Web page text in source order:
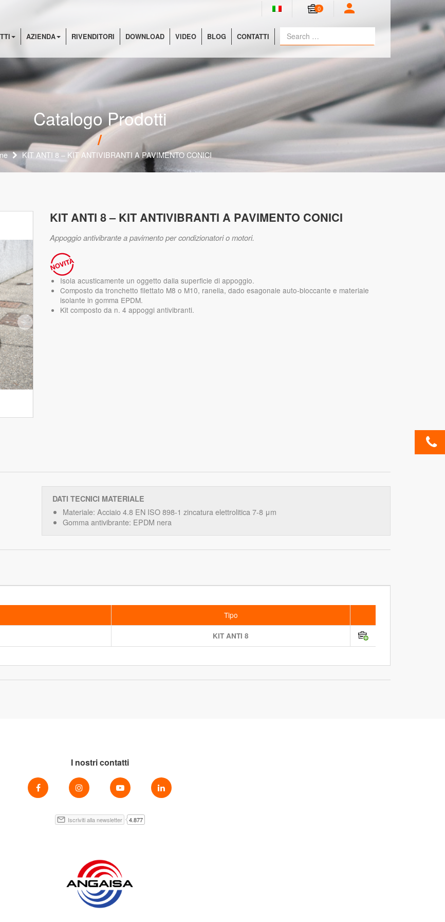
0
AZIENDA RIVENDITORI DOWNLOAD VIDEO BLOG CONTATTI
Catalogo Prodotti
KIT ANTI 8 – KIT ANTIVIBRANTI A PAVIMENTO CONICI
KIT ANTI 8 – KIT ANTIVIBRANTI A PAVIMENTO CONICI
Appoggio antivibrante a pavimento per condizionatori o motori.
Isola acusticamente un oggetto dalla superficie di appoggio.
Composto da tronchetto filettato M8 o M10, ranella, dado esagonale auto-bloccante e materiale
isolante in gomma EPDM.
Kit composto da n. 4 appoggi antivibranti.
DATI TECNICI MATERIALE
Materiale: Acciaio 4.8 EN ISO 898-1 zincatura elettrolitica 7-8 μm
Gomma antivibrante: EPDM nera
Tipo
KIT ANTI 8
I nostri contatti